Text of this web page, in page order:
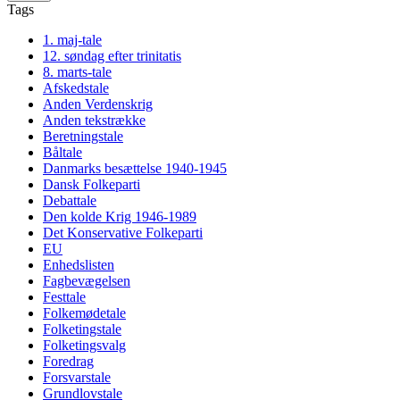
Tags
1. maj-tale
12. søndag efter trinitatis
8. marts-tale
Afskedstale
Anden Verdenskrig
Anden tekstrække
Beretningstale
Båltale
Danmarks besættelse 1940-1945
Dansk Folkeparti
Debattale
Den kolde Krig 1946-1989
Det Konservative Folkeparti
EU
Enhedslisten
Fagbevægelsen
Festtale
Folkemødetale
Folketingstale
Folketingsvalg
Foredrag
Forsvarstale
Grundlovstale